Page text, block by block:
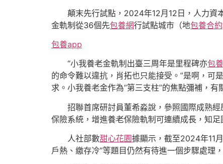
顛末先行試點，2024年12月12日，人力資
金軌制從36個先包養網行試點城市（地包養合約
包養app
“小我養老金軌制出臺三周年是里程碑亦包
的命令難以違抗，肖拓也只能接受。”是啊，可
求。小我養老金作為“第三支柱”的焦點彌補，
招聯首席研討員董希淼說，參照國際成熟
保險系統，增進養老保險軌制可連續成長，知
人社部數甜心花園據顯示，截至2024年11
戶熱、繳存冷”等題目仍然有待進一個步驟處理